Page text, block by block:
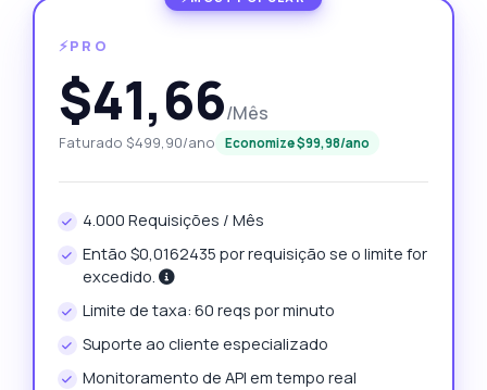
⚡PRO
$41,66/Mês
Faturado $499,90/ano Economize $99,98/ano
4.000 Requisições / Mês
Então $0,0162435 por requisição se o limite for
excedido.
Limite de taxa: 60 reqs por minuto
Suporte ao cliente especializado
Monitoramento de API em tempo real